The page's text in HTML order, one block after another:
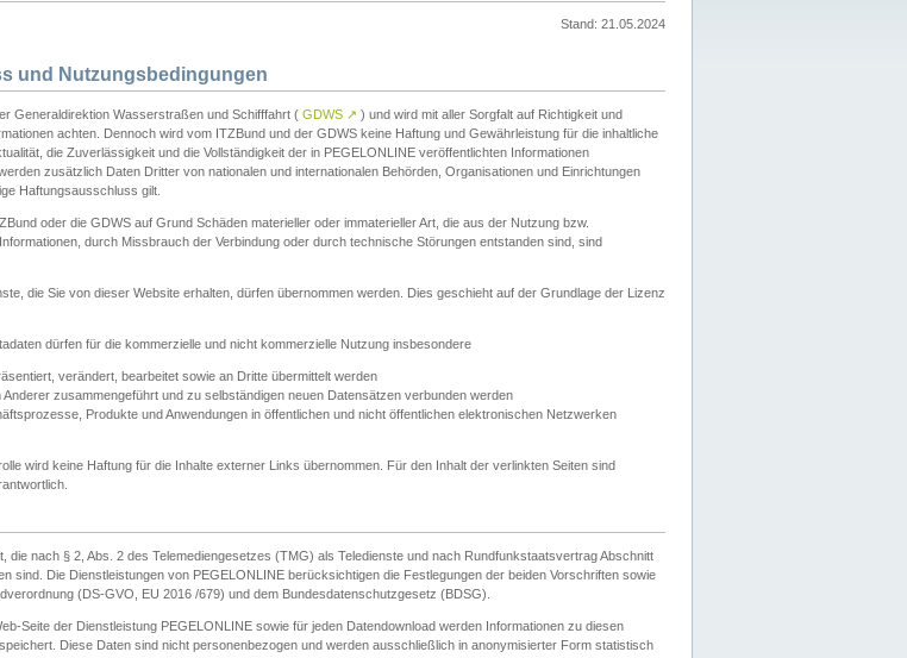
Stand: 21.05.2024
und Nutzungsbedingungen
Generaldirektion Wasserstraßen und Schifffahrt ( GDWS ↗ ) und wird mit aller Sorgfalt auf Richtigkeit und
achten. Dennoch wird vom ITZBund und der GDWS keine Haftung und Gewährleistung für die inhaltliche
die Zuverlässigkeit und die Vollständigkeit der in PEGELONLINE veröffentlichten Informationen
zusätzlich Daten Dritter von nationalen und internationalen Behörden, Organisationen und Einrichtungen
Haftungsausschluss gilt.
oder die GDWS auf Grund Schäden materieller oder immaterieller Art, die aus der Nutzung bzw.
durch Missbrauch der Verbindung oder durch technische Störungen entstanden sind, sind
die Sie von dieser Website erhalten, dürfen übernommen werden. Dies geschieht auf der Grundlage der Lizenz
dürfen für die kommerzielle und nicht kommerzielle Nutzung insbesondere
verändert, bearbeitet sowie an Dritte übermittelt werden
Anderer zusammengeführt und zu selbständigen neuen Datensätzen verbunden werden
Produkte und Anwendungen in öffentlichen und nicht öffentlichen elektronischen Netzwerken
wird keine Haftung für die Inhalte externer Links übernommen. Für den Inhalt der verlinkten Seiten sind
die nach § 2, Abs. 2 des Telemediengesetzes (TMG) als Teledienste und nach Rundfunkstaatsvertrag Abschnitt
sind. Die Dienstleistungen von PEGELONLINE berücksichtigen die Festlegungen der beiden Vorschriften sowie
(DS-GVO, EU 2016 /679) und dem Bundesdatenschutzgesetz (BDSG).
Seite der Dienstleistung PEGELONLINE sowie für jeden Datendownload werden Informationen zu diesen
Diese Daten sind nicht personenbezogen und werden ausschließlich in anonymisierter Form statistisch